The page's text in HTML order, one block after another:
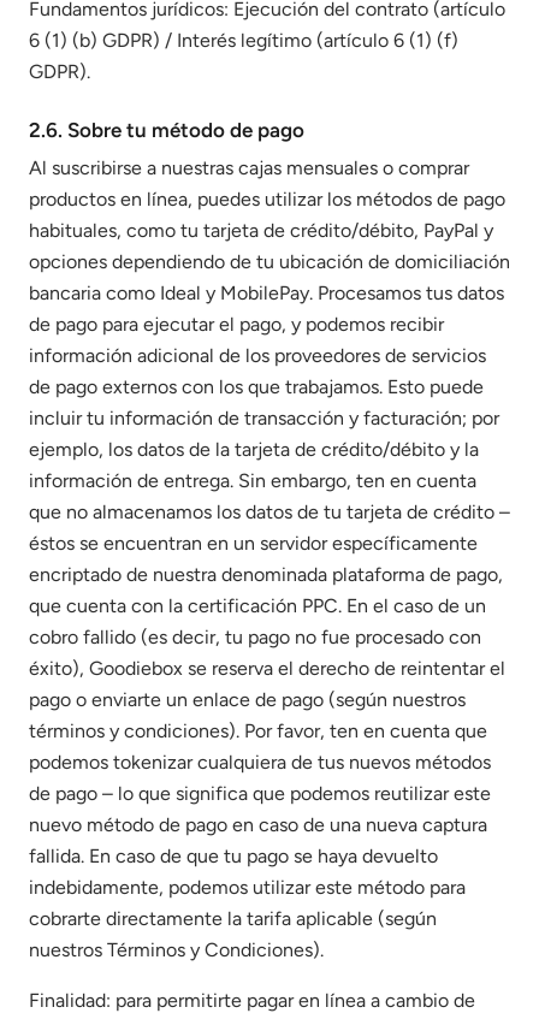
Fundamentos jurídicos: Ejecución del contrato (artículo
6 (1) (b) GDPR) / Interés legítimo (artículo 6 (1) (f)
GDPR).
2.6. Sobre tu método de pago
Al suscribirse a nuestras cajas mensuales o comprar
productos en línea, puedes utilizar los métodos de pago
habituales, como tu tarjeta de crédito/débito, PayPal y
opciones dependiendo de tu ubicación de domiciliación
bancaria como Ideal y MobilePay. Procesamos tus datos
de pago para ejecutar el pago, y podemos recibir
información adicional de los proveedores de servicios
de pago externos con los que trabajamos. Esto puede
incluir tu información de transacción y facturación; por
ejemplo, los datos de la tarjeta de crédito/débito y la
información de entrega. Sin embargo, ten en cuenta
que no almacenamos los datos de tu tarjeta de crédito –
éstos se encuentran en un servidor específicamente
encriptado de nuestra denominada plataforma de pago,
que cuenta con la certificación PPC. En el caso de un
cobro fallido (es decir, tu pago no fue procesado con
éxito), Goodiebox se reserva el derecho de reintentar el
pago o enviarte un enlace de pago (según nuestros
términos y condiciones). Por favor, ten en cuenta que
podemos tokenizar cualquiera de tus nuevos métodos
de pago – lo que significa que podemos reutilizar este
nuevo método de pago en caso de una nueva captura
fallida. En caso de que tu pago se haya devuelto
indebidamente, podemos utilizar este método para
cobrarte directamente la tarifa aplicable (según
nuestros Términos y Condiciones).
Finalidad: para permitirte pagar en línea a cambio de